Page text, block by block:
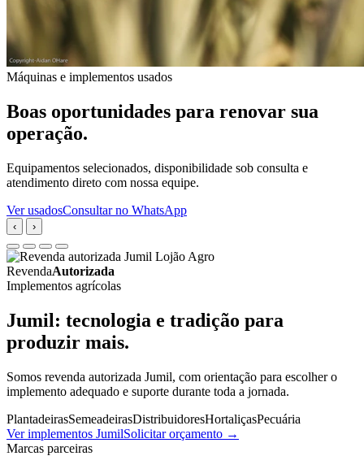
Máquinas e implementos usados
Boas oportunidades para renovar sua
operação.
Equipamentos selecionados, disponibilidade sob consulta e
atendimento direto com nossa equipe.
Ver usadosConsultar no WhatsApp
‹ ›
RevendaAutorizada
Implementos agrícolas
Jumil: tecnologia e tradição para
produzir mais.
Somos revenda autorizada Jumil, com orientação para escolher o
implemento adequado e suporte durante toda a jornada.
PlantadeirasSemeadeirasDistribuidoresHortaliçasPecuária
Ver implementos JumilSolicitar orçamento →
Marcas parceiras